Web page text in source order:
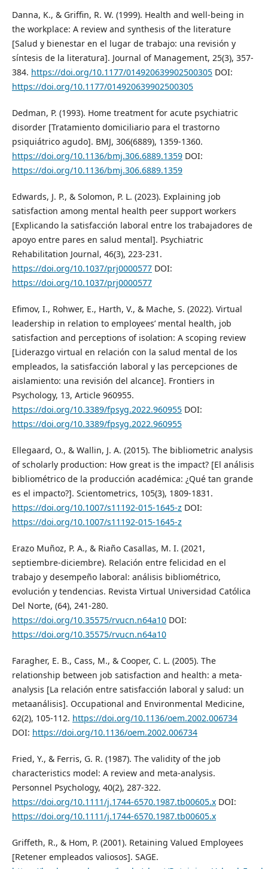
Danna, K., & Griffin, R. W. (1999). Health and well-being in
the workplace: A review and synthesis of the literature
[Salud y bienestar en el lugar de trabajo: una revisión y
síntesis de la literatura]. Journal of Management, 25(3), 357-
384. https://doi.org/10.1177/014920639902500305DOI:
https://doi.org/10.1177/014920639902500305
Dedman, P. (1993). Home treatment for acute psychiatric
disorder [Tratamiento domiciliario para el trastorno
psiquiátrico agudo]. BMJ, 306(6889), 1359-1360.
https://doi.org/10.1136/bmj.306.6889.1359DOI:
https://doi.org/10.1136/bmj.306.6889.1359
Edwards, J. P., & Solomon, P. L. (2023). Explaining job
satisfaction among mental health peer support workers
[Explicando la satisfacción laboral entre los trabajadores de
apoyo entre pares en salud mental]. Psychiatric
Rehabilitation Journal, 46(3), 223-231.
https://doi.org/10.1037/prj0000577DOI:
https://doi.org/10.1037/prj0000577
Efimov, I., Rohwer, E., Harth, V., & Mache, S. (2022). Virtual
leadership in relation to employees’ mental health, job
satisfaction and perceptions of isolation: A scoping review
[Liderazgo virtual en relación con la salud mental de los
empleados, la satisfacción laboral y las percepciones de
aislamiento: una revisión del alcance]. Frontiers in
Psychology, 13, Article 960955.
https://doi.org/10.3389/fpsyg.2022.960955DOI:
https://doi.org/10.3389/fpsyg.2022.960955
Ellegaard, O., & Wallin, J. A. (2015). The bibliometric analysis
of scholarly production: How great is the impact? [El análisis
bibliométrico de la producción académica: ¿Qué tan grande
es el impacto?]. Scientometrics, 105(3), 1809-1831.
https://doi.org/10.1007/s11192-015-1645-z DOI:
https://doi.org/10.1007/s11192-015-1645-z
Erazo Muñoz, P. A., & Riaño Casallas, M. I. (2021,
septiembre-diciembre). Relación entre felicidad en el
trabajo y desempeño laboral: análisis bibliométrico,
evolución y tendencias. Revista Virtual Universidad Católica
Del Norte, (64), 241-280.
https://doi.org/10.35575/rvucn.n64a10DOI:
https://doi.org/10.35575/rvucn.n64a10
Faragher, E. B., Cass, M., & Cooper, C. L. (2005). The
relationship between job satisfaction and health: a meta-
analysis [La relación entre satisfacción laboral y salud: un
metaanálisis]. Occupational and Environmental Medicine,
62(2), 105-112. https://doi.org/10.1136/oem.2002.006734
DOI: https://doi.org/10.1136/oem.2002.006734
Fried, Y., & Ferris, G. R. (1987). The validity of the job
characteristics model: A review and meta‐analysis.
Personnel Psychology, 40(2), 287-322.
https://doi.org/10.1111/j.1744-6570.1987.tb00605.xDOI:
https://doi.org/10.1111/j.1744-6570.1987.tb00605.x
Griffeth, R., & Hom, P. (2001). Retaining Valued Employees
[Retener empleados valiosos]. SAGE.